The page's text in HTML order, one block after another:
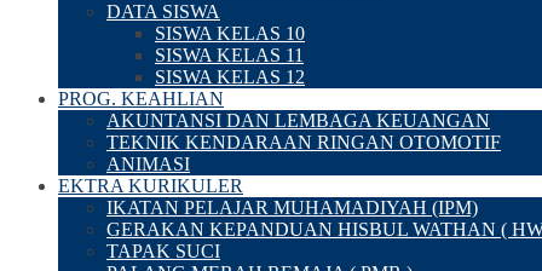
DATA SISWA
SISWA KELAS 10
SISWA KELAS 11
SISWA KELAS 12
PROG. KEAHLIAN
AKUNTANSI DAN LEMBAGA KEUANGAN
TEKNIK KENDARAAN RINGAN OTOMOTIF
ANIMASI
EKTRA KURIKULER
IKATAN PELAJAR MUHAMADIYAH (IPM)
GERAKAN KEPANDUAN HISBUL WATHAN (
TAPAK SUCI